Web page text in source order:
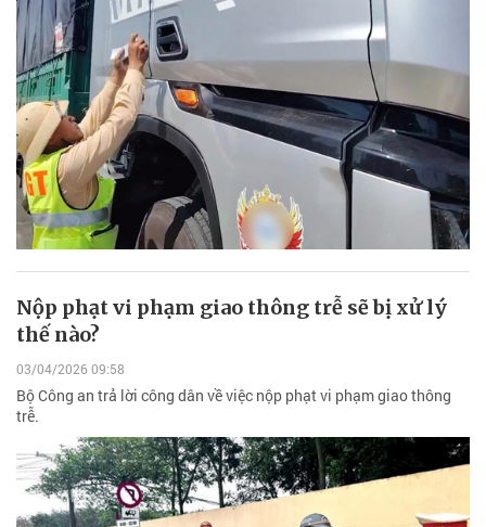
Nộp phạt vi phạm giao thông trễ sẽ bị xử lý
thế nào?
03/04/2026 09:58
Bộ Công an trả lời công dân về việc nộp phạt vi phạm giao thông
trễ.